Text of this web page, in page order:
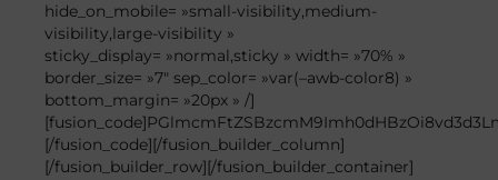
hide_on_mobile= »small-visibility,medium-
visibility,large-visibility »
sticky_display= »normal,sticky » width= »70% »
border_size= »7″ sep_color= »var(–awb-color8) »
bottom_margin= »20px » /]
[/fusion_code][/fusion_builder_column]
[/fusion_builder_row][/fusion_builder_container]